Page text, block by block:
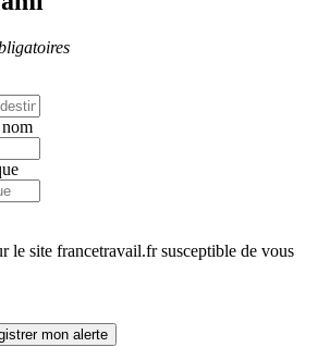
le site francetravail.fr susceptible de vous
mon alerte